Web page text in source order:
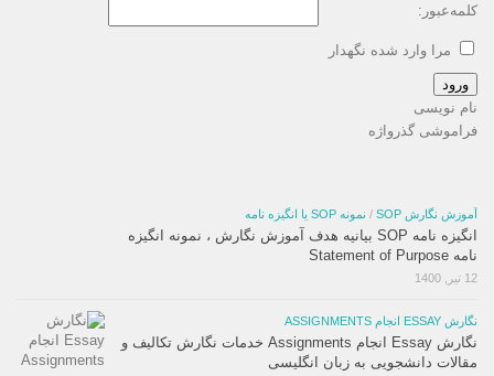
کلمه‌عبور:
مرا وارد شده نگهدار
ورود
نام نویسی
فراموشی گذرواژه
آموزش نگارش SOP / نمونه SOP یا انگیزه نامه
انگیزه نامه SOP بیانیه هدف آموزش نگارش ، نمونه انگیزه
نامه Statement of Purpose
12 تیر, 1400
نگارش ESSAY انجام ASSIGNMENTS
نگارش Essay انجام Assignments خدمات نگارش تکالیف و
مقالات دانشجویی به زبان انگلیسی